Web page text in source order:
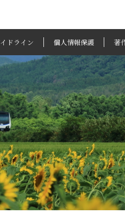
ドライン 個人情報保護 著